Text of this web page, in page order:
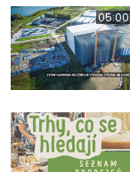
05:00